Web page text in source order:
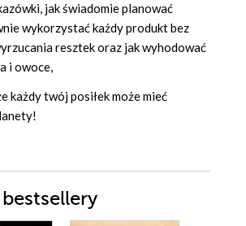
jak świadomie planować
wykorzystać każdy produkt bez
resztek oraz jak wyhodować
i owoce,
każdy twój posiłek może mieć